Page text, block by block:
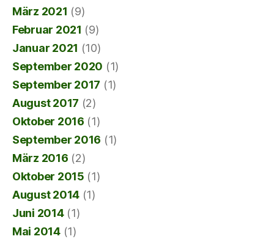
März 2021 (9)
Februar 2021 (9)
Januar 2021 (10)
September 2020 (1)
September 2017 (1)
August 2017 (2)
Oktober 2016 (1)
September 2016 (1)
März 2016 (2)
Oktober 2015 (1)
August 2014 (1)
Juni 2014(1)
Mai 2014(1)